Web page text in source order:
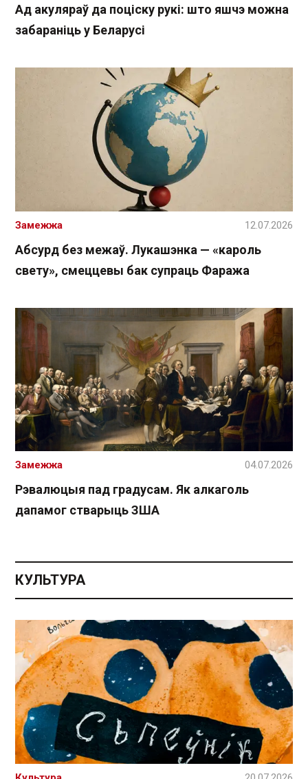
Ад акуляраў да поціску рукі: што яшчэ можна
забараніць у Беларусі
Абсурд без межаў. Лукашэнка — «кароль
свету», смеццевы бак супраць Фаража
Замежжа 12.07.2026
Рэвалюцыя пад градусам. Як алкаголь
дапамог стварыць ЗША
Замежжа 04.07.2026
КУЛЬТУРА